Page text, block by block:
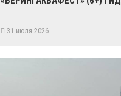
31 июля 2026